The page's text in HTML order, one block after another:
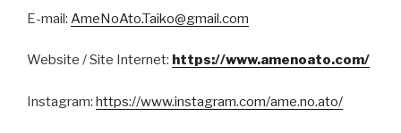
E-mail: AmeNoAto.Taiko@gmail.com
Website / Site Internet: https://www.amenoato.com/
Instagram: https://www.instagram.com/ame.no.ato/